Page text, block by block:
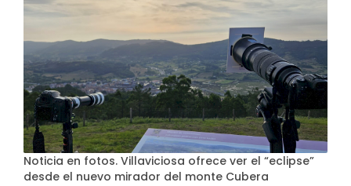
Noticia en fotos. Villaviciosa ofrece ver el “eclipse”
desde el nuevo mirador del monte Cubera